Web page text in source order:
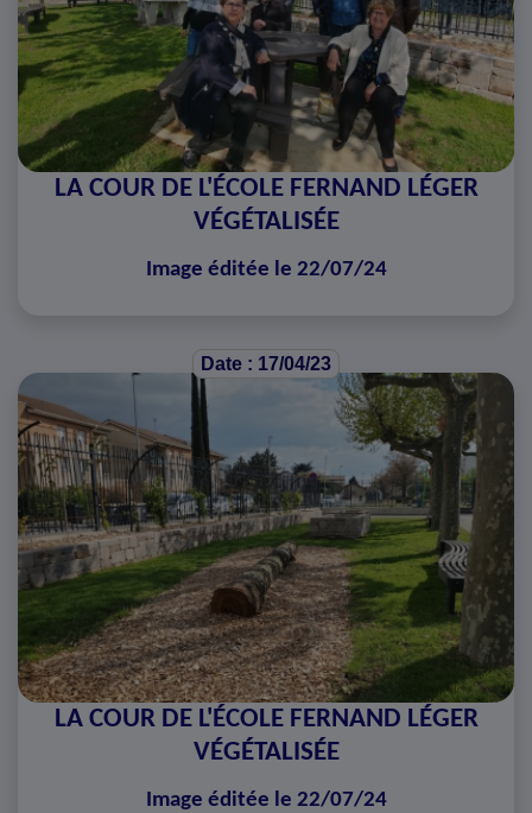
LA COUR DE L'ÉCOLE FERNAND LÉGER
VÉGÉTALISÉE
Image éditée le 22/07/24
Date : 17/04/23
LA COUR DE L'ÉCOLE FERNAND LÉGER
VÉGÉTALISÉE
Image éditée le 22/07/24